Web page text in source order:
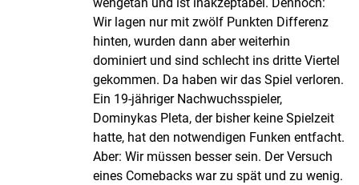
wehgetan und ist inakzeptabel. Dennoch:
Wir lagen nur mit zwölf Punkten Differenz
hinten, wurden dann aber weiterhin
dominiert und sind schlecht ins dritte Viertel
gekommen. Da haben wir das Spiel verloren.
Ein 19-jähriger Nachwuchsspieler,
Dominykas Pleta, der bisher keine Spielzeit
hatte, hat den notwendigen Funken entfacht.
Aber: Wir müssen besser sein. Der Versuch
eines Comebacks war zu spät und zu wenig.